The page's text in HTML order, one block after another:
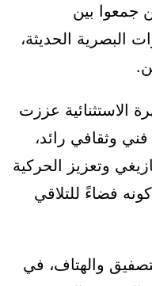
جمعوا بين
البصرية الحديثة،
الاستثنائية عززت
وثقافي رائد،
وتعزيز الحركية
فضاءً للتلاقي
والهتاف، في